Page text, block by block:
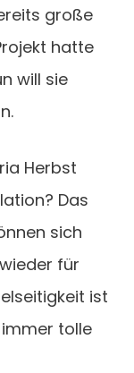
große
hatte
will sie
Herbst
Das
sich
für
ist
tolle